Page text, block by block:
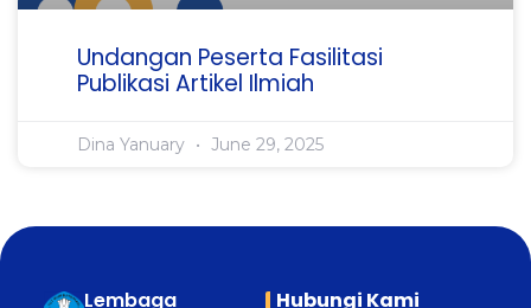
Undangan Peserta Fasilitasi
Publikasi Artikel Ilmiah
Dina Yanuary June 29, 2025
Lembaga Hubungi Kami